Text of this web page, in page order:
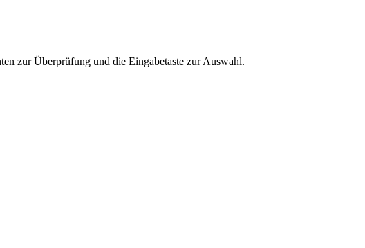
zur Überprüfung und die Eingabetaste zur Auswahl.